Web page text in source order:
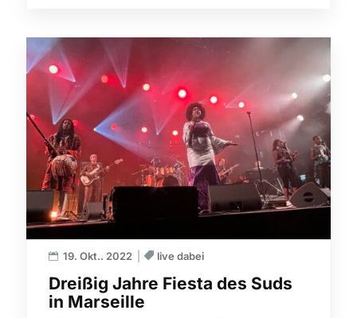
Dreißig Jahre Fiesta des Suds
in Marseille
19. Okt.. 2022 live dabei